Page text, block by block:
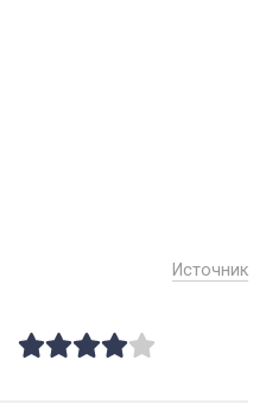
Источник